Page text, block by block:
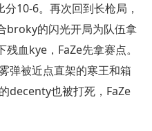
10-6。再次回到长枪局，
broky的闪光开局为队伍拿
血kye，FaZe先拿赛点。
弹被近点直架的寒王和箱
decenty也被打死，FaZe